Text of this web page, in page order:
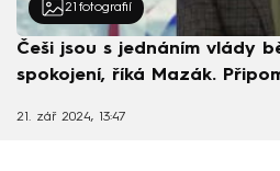
21 fotografií
Češi jsou s jednáním vlády
spokojení, říká Mazák.
21. zář 2024, 13:47